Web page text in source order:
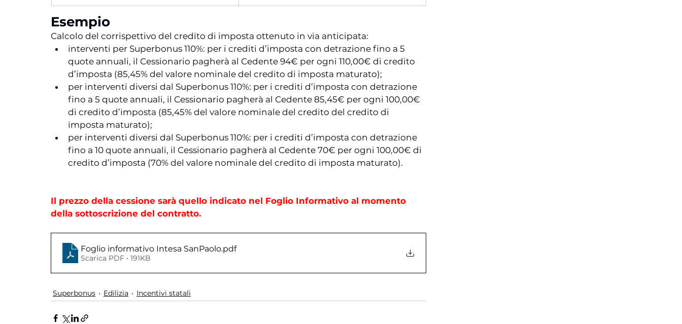
Esempio
Calcolo del corrispettivo del credito di imposta ottenuto in via anticipata:
interventi per Superbonus 110%: per i crediti d’imposta con detrazione fino a 5
quote annuali, il Cessionario pagherà al Cedente 94€ per ogni 110,00€ di credito
d’imposta (85,45% del valore nominale del credito di imposta maturato);
per interventi diversi dal Superbonus 110%: per i crediti d’imposta con detrazione
fino a 5 quote annuali, il Cessionario pagherà al Cedente 85,45€ per ogni 100,00€
di credito d’imposta (85,45% del valore nominale del credito del credito di
imposta maturato);
per interventi diversi dal Superbonus 110%: per i crediti d’imposta con detrazione
fino a 10 quote annuali, il Cessionario pagherà al Cedente 70€ per ogni 100,00€ di
credito d’imposta (70% del valore nominale del credito di imposta maturato).
Il prezzo della cessione sarà quello indicato nel Foglio Informativo al momento
della sottoscrizione del contratto.
Foglio informativo Intesa SanPaolo.pdf
Scarica PDF • 191KB
Superbonus Edilizia Incentivi statali